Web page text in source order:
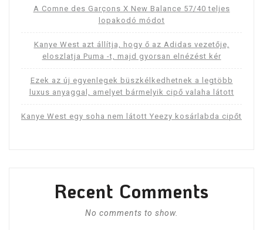
A Comne des Garçons X New Balance 57/40 teljes
lopakodó módot
Kanye West azt állítja, hogy ő az Adidas vezetője,
eloszlatja Puma -t, majd gyorsan elnézést kér
Ezek az új egyenlegek büszkélkedhetnek a legtöbb
luxus anyaggal, amelyet bármelyik cipő valaha látott
Kanye West egy soha nem látott Yeezy kosárlabda cipőt
Recent Comments
No comments to show.